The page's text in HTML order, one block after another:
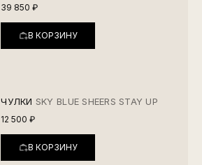
39 850 ₽
В КОРЗИНУ
ЧУЛКИ SKY BLUE SHEERS STAY UP
12 500 ₽
В КОРЗИНУ